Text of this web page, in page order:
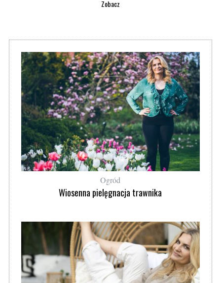
Zobacz
Ogród
Wiosenna pielęgnacja trawnika